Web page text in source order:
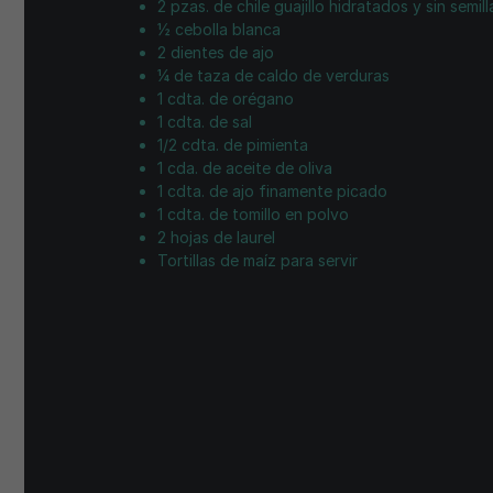
2 pzas. de chile guajillo hidratados y sin
½ cebolla blanca
2 dientes de ajo
¼ de taza de caldo de verduras
1 cdta. de orégano
1 cdta. de sal
1/2 cdta. de pimienta
1 cda. de aceite de oliva
1 cdta. de ajo finamente picado
1 cdta. de tomillo en polvo
2 hojas de laurel
Tortillas de maíz para servir